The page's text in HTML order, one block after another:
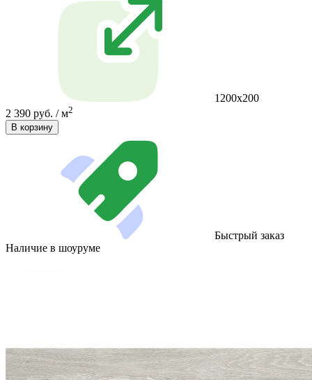
1200x200
2 390 руб. / м2
В корзину
Быстрый заказ
Наличие в шоуруме